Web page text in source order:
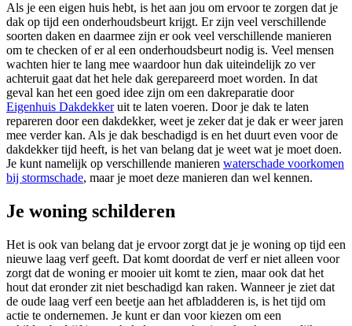
Als je een eigen huis hebt, is het aan jou om ervoor te zorgen dat je
dak op tijd een onderhoudsbeurt krijgt. Er zijn veel verschillende
soorten daken en daarmee zijn er ook veel verschillende manieren
om te checken of er al een onderhoudsbeurt nodig is. Veel mensen
wachten hier te lang mee waardoor hun dak uiteindelijk zo ver
achteruit gaat dat het hele dak gerepareerd moet worden. In dat
geval kan het een goed idee zijn om een dakreparatie door
Eigenhuis Dakdekkeruit te laten voeren. Door je dak te laten
repareren door een dakdekker, weet je zeker dat je dak er weer jaren
mee verder kan. Als je dak beschadigd is en het duurt even voor de
dakdekker tijd heeft, is het van belang dat je weet wat je moet doen.
Je kunt namelijk op verschillende manieren waterschade voorkomen
bij stormschade, maar je moet deze manieren dan wel kennen.
Je woning schilderen
Het is ook van belang dat je ervoor zorgt dat je je woning op tijd een
nieuwe laag verf geeft. Dat komt doordat de verf er niet alleen voor
zorgt dat de woning er mooier uit komt te zien, maar ook dat het
hout dat eronder zit niet beschadigd kan raken. Wanneer je ziet dat
de oude laag verf een beetje aan het afbladderen is, is het tijd om
actie te ondernemen. Je kunt er dan voor kiezen om een